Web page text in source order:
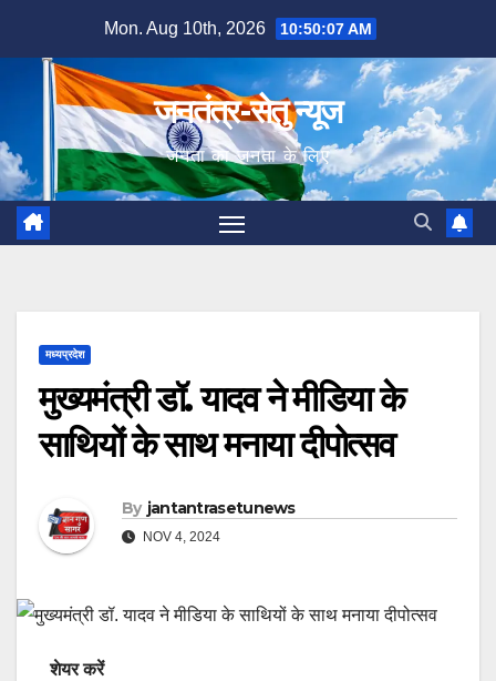
content
Mon. Aug 10th, 2026 10:50:08 AM
जनतंत्र-सेतु न्यूज
जनता का जनता के लिए
मध्यप्रदेश
मुख्यमंत्री डॉ. यादव ने मीडिया के
साथियों के साथ मनाया दीपोत्सव
By jantantrasetunews
NOV 4, 2024
शेयर करें